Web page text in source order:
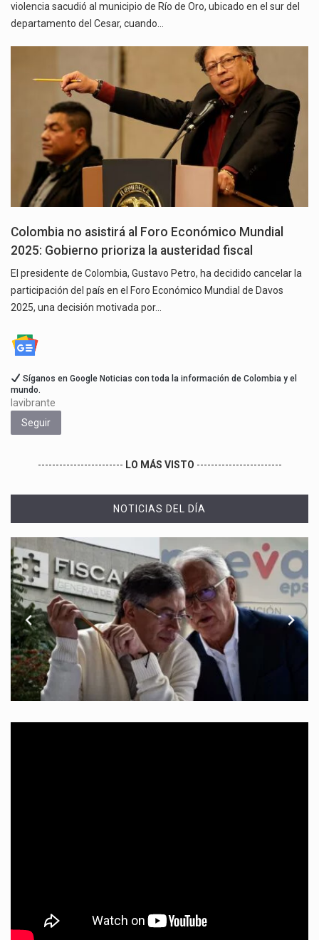
violencia sacudió al municipio de Río de Oro, ubicado en el sur del
departamento del Cesar, cuando…
Colombia no asistirá al Foro Económico Mundial
2025: Gobierno prioriza la austeridad fiscal
El presidente de Colombia, Gustavo Petro, ha decidido cancelar la
participación del país en el Foro Económico Mundial de Davos
2025, una decisión motivada por…
Síganos en Google Noticias con toda la información de Colombia y el
mundo.
lavibrante
Seguir
------------------------ LO MÁS VISTO ------------------------
NOTICIAS DEL DÍA